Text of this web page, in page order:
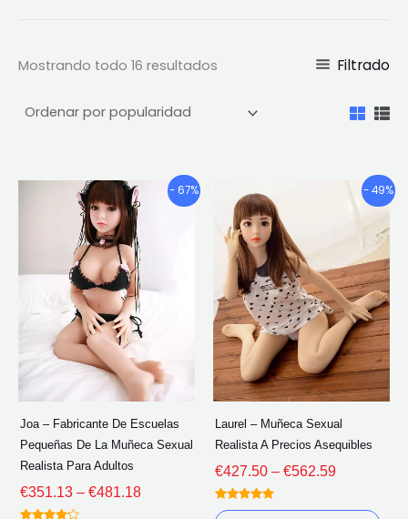
Mostrando todo 16 resultados Filtrado
- 67%
Joa – Fabricante De Escuelas
Pequeñas De La Muñeca Sexual
Realista Para Adultos
€351.13 – €481.18
Gama
€481.18
Este
producto
múltiples
variantes.
opciones
pueden
en
página
- 49%
Laurel – Muñeca Sexual
Realista A Precios Asequibles
€427.50 – €562.59
Gama
de
precios:
€427.50
a
través
de
€562.59
Calificado
Este
Las
se